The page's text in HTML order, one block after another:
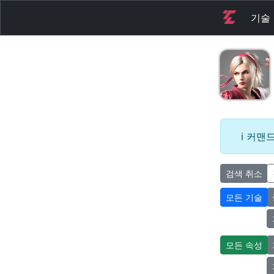
기술
커맨
검색 취소
모든 기술
모든 속성